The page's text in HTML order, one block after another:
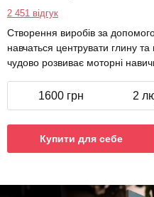
2 451 відгук
Створення виробів за
навчаться центрувати глину
чудово розвиває моторні
1600 грн 2
Купити для себе